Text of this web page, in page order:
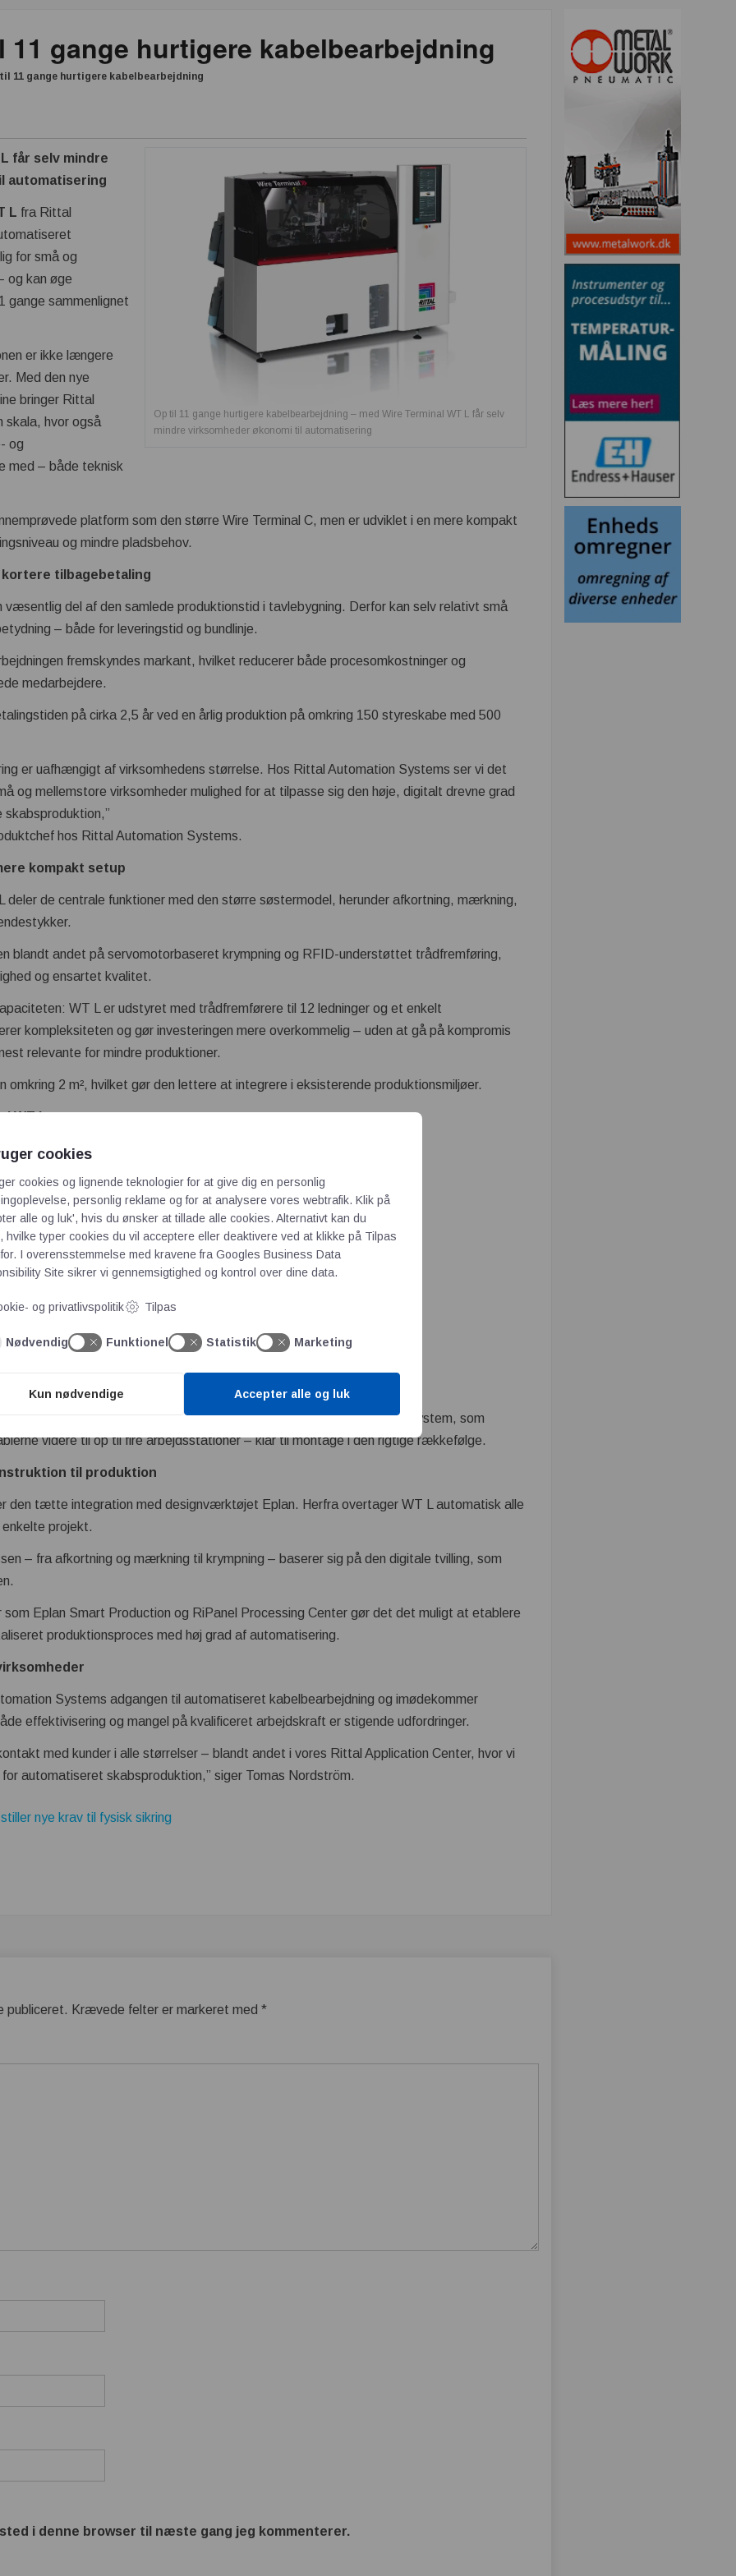
11 gange hurtigere kabelbearbejdning
11 gange hurtigere kabelbearbejdning
Op til 11 gange hurtigere kabelbearbejdning – med Wire Terminal WT L får selv
mindre virksomheder økonomi til automatisering
får selv mindre
automatisering
L fra Rittal
for små og
og kan øge
gange sammenlignet
er ikke længere
Med den nye
bringer Rittal
skala, hvor også
og
med – både teknisk
platform som den større Wire Terminal C, men er udviklet i en mere kompakt
og mindre pladsbehov.
tilbagebetaling
væsentlig del af den samlede produktionstid i tavlebygning. Derfor kan selv relativt små
– både for leveringstid og bundlinje.
fremskyndes markant, hvilket reducerer både procesomkostninger og
medarbejdere.
på cirka 2,5 år ved en årlig produktion på omkring 150 styreskabe med 500
er uafhængigt af virksomhedens størrelse. Hos Rittal Automation Systems ser vi det
og mellemstore virksomheder mulighed for at tilpasse sig den høje, digitalt drevne grad
skabsproduktion,”
hos Rittal Automation Systems.
kompakt setup
deler de centrale funktioner med den større søstermodel, herunder afkortning, mærkning,
blandt andet på servomotorbaseret krympning og RFID-understøttet trådfremføring,
og ensartet kvalitet.
WT L er udstyret med trådfremførere til 12 ledninger og et enkelt
kompleksiteten og gør investeringen mere overkommelig – uden at gå på kompromis
relevante for mindre produktioner.
omkring 2 m², hvilket gør den lettere at integrere i eksisterende produktionsmiljøer.
WT L
5 endestykker)
10 endestykker)
år*
med 500 ledninger pr. skab
behov
dækker de fleste anvendelser i tavlebygning:
kabeltværsnit fra 0,5 til 2,5 mm² og op til fem forskellige endestykker.
området til 0,5 til 6 mm² og op til ti endestykker.
leveres i kabelkassetter eller integreres med Rittals Wire Handling System, som
videre til op til fire arbejdsstationer – klar til montage i den rigtige rækkefølge.
til produktion
den tætte integration med designværktøjet Eplan. Herfra overtager WT L automatisk alle
projekt.
– fra afkortning og mærkning til krympning – baserer sig på den digitale tvilling, som
som Eplan Smart Production og RiPanel Processing Center gør det det muligt at etablere
produktionsproces med høj grad af automatisering.
Systems adgangen til automatiseret kabelbearbejdning og imødekommer
effektivisering og mangel på kvalificeret arbejdskraft er stigende udfordringer.
med kunder i alle størrelser – blandt andet i vores Rittal Application Center, hvor vi
automatiseret skabsproduktion,” siger Tomas Nordström.
nye krav til fysisk sikring
publiceret. Krævede felter er markeret med*
i denne browser til næste gang jeg kommenterer.
cookies
cookies og lignende teknologier for at give dig en personlig
personlig reklame og for at analysere vores webtrafik. Klik på
alle og luk', hvis du ønsker at tillade alle cookies. Alternativt kan du
hvilke typer cookies du vil acceptere eller deaktivere ved at klikke på Tilpas
I overensstemmelse med kravene fra Googles Business Data
Site sikrer vi gennemsigtighed og kontrol over dine data.
og privatlivspolitik Tilpas
Nødvendig Funktionel Statistik Marketing
Kun nødvendige Accepter alle og luk